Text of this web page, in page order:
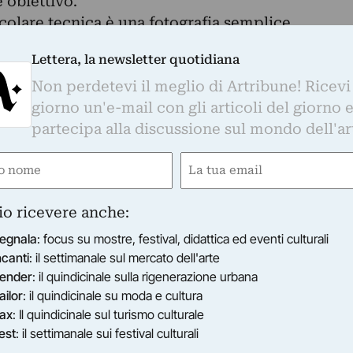
tecnica è una fotografia semplice,
con una profondità di campo illimitata.
il romanticismo e la poesia di queste sue
adotta un approccio analitico per la sua ricerca
cosa desideriamo oggi? I miei desideri
dai tuoi? e il mio modo di vedere il
può essere plurale e condiviso? Maria Silvano
dal 2007 quando, in occasione della sua tesi
in Spagna vive e testimonia il lavoro di
nella valorizzazione e nella salvaguardia
di fotografa con il laboratorio per le arti e
- Postaja Topolove, con il centro
e con il festival Balkabarna di
Lettera, la newsletter quotidiana
Non perdetevi il meglio di Artribune!
giorno un'e-mail con gli articoli del giorno
partecipa alla discussione sul mondo
Email
ricevere anche:
: focus su mostre, festival, didattica ed eventi culturali
: il settimanale sul mercato dell'arte
: il quindicinale sulla rigenerazione urbana
: il quindicinale su moda e cultura
: Il quindicinale sul turismo culturale
: il settimanale sui festival culturali